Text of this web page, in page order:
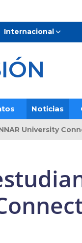
Internacional
Noticias
University